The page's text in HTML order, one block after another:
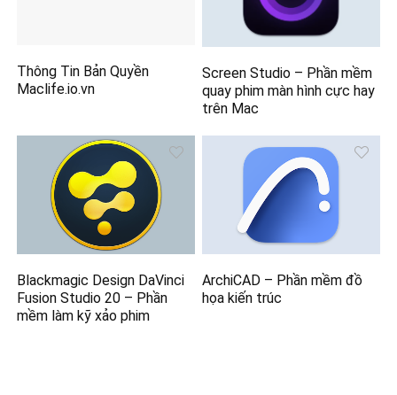
Thông Tin Bản Quyền
Maclife.io.vn
Screen Studio – Phần mềm
quay phim màn hình cực hay
trên Mac
Blackmagic Design DaVinci
Fusion Studio 20 – Phần
mềm làm kỹ xảo phim
ArchiCAD – Phần mềm đồ
họa kiến trúc